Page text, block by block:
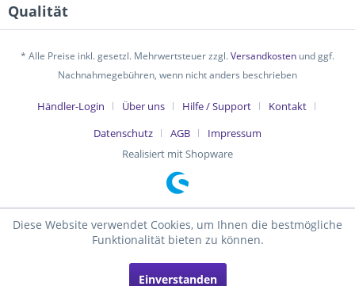
Qualität
* Alle Preise inkl. gesetzl. Mehrwertsteuer zzgl.Versandkosten und ggf.
Nachnahmegebühren, wenn nicht anders beschrieben
Händler-Login Über uns Hilfe / Support
Kontakt
Datenschutz
AGB
Impressum
Realisiert mit Shopware
Diese Website verwendet Cookies, um Ihnen die bestmögliche
Funktionalität bieten zu können.
Einverstanden